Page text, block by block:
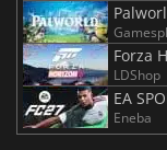
Forza
LDShop
EA
Eneba